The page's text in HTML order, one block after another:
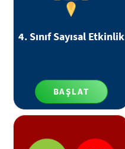
4. Sınıf Sayısal Etkinlik
BAŞLAT